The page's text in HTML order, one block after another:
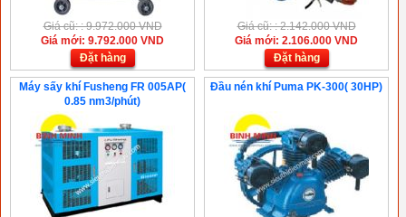
Giá cũ: : 9.972.000 VND
Giá mới: 9.792.000 VND
Đặt hàng
Giá cũ: : 2.142.000 VND
Giá mới: 2.106.000 VND
Đặt hàng
Máy sấy khí Fusheng FR 005AP(
0.85 nm3/phút)
Đầu nén khí Puma PK-300( 30HP)